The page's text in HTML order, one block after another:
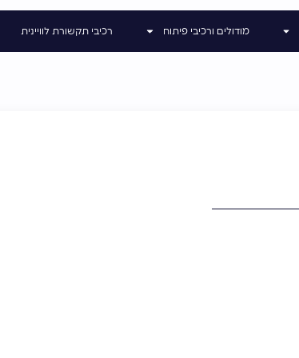
מודולים ורכיבי פיתוח רכיבי תקשורת לוויינית